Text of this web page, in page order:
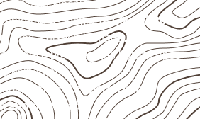
técnica.
os formatos1,60 × 2,20 m e
à disponibilidade.
e proteção das bordas após
usinagem.
em localcoberto, seco,
apoio nivelado